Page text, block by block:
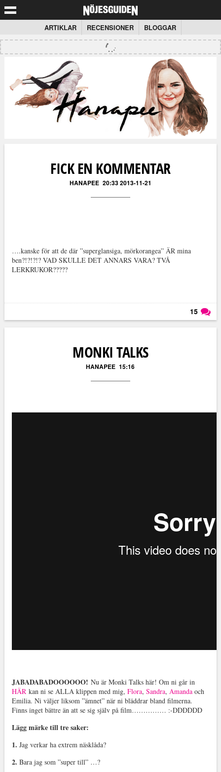
ARTIKLAR RECENSIONER BLOGGAR
FICK EN KOMMENTAR
HANAPEE 20:33 2013-11-21
….kanske för att de där ”superglansiga, mörkorangea” ÄR mina
ben?!?!?!? VAD SKULLE DET ANNARS VARA? TVÅ
LERKRUKOR?????
15
MONKI TALKS
HANAPEE 15:16
JABADABADOOOOOO! Nu är Monki Talks här! Om ni går in
HÄRkan ni se ALLA klippen med mig, Flora, Sandra, Amandaoch
Emilia. Ni väljer liksom ”ämnet” när ni bläddrar bland filmerna.
Finns inget bättre än att se sig själv på film…………… :-DDDDDD
Lägg märke till tre saker:
1. Jag verkar ha extrem näsklåda?
2. Bara jag som ”super till” …?